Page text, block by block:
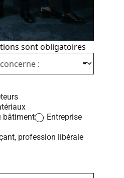
sont obligatoires
bâtiment
Entreprise
profession libérale